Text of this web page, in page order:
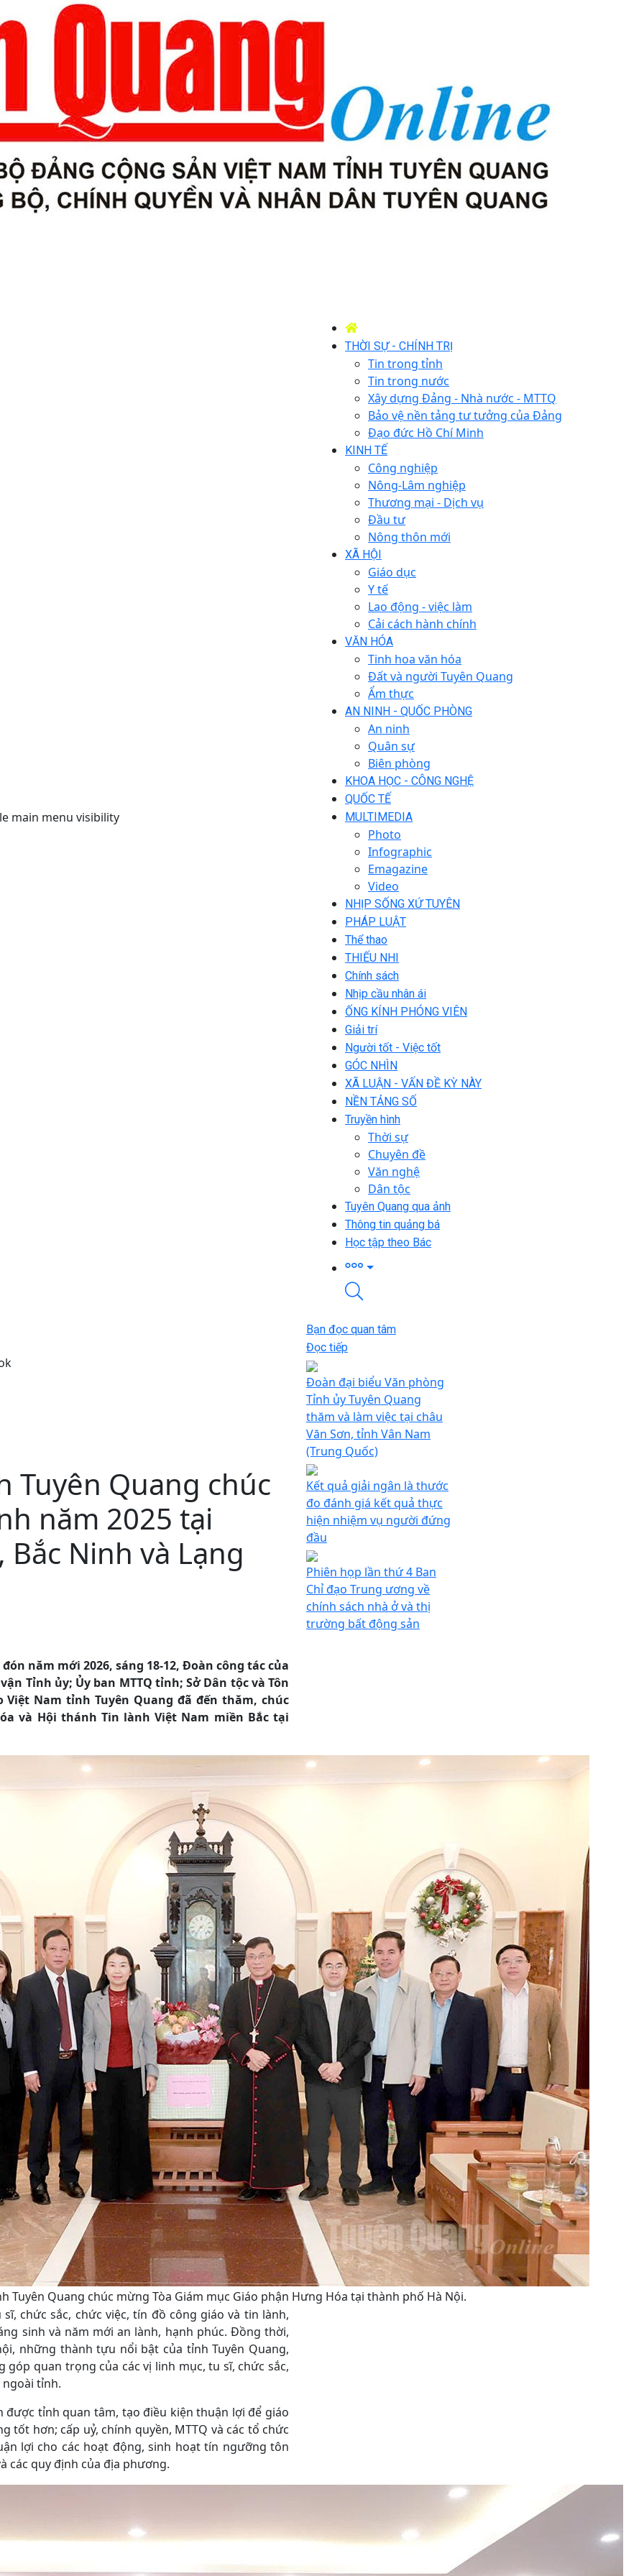
main menu visibility
THỜI SỰ - CHÍNH TRỊ
Tin trong tỉnh
Tin trong nước
Xây dựng Đảng - Nhà nước - MTTQ
Bảo vệ nền tảng tư tưởng của Đảng
Đạo đức Hồ Chí Minh
KINH TẾ
Công nghiệp
Nông-Lâm nghiệp
Thương mại - Dịch vụ
Đầu tư
Nông thôn mới
XÃ HỘI
Giáo dục
Y tế
Lao động - việc làm
Cải cách hành chính
VĂN HÓA
Tinh hoa văn hóa
Đất và người Tuyên Quang
Ẩm thực
AN NINH - QUỐC PHÒNG
An ninh
Quân sự
Biên phòng
KHOA HỌC - CÔNG NGHỆ
QUỐC TẾ
MULTIMEDIA
Photo
Infographic
Emagazine
Video
NHỊP SỐNG XỨ TUYÊN
PHÁP LUẬT
Thể thao
THIẾU NHI
Chính sách
Nhịp cầu nhân ái
ỐNG KÍNH PHÓNG VIÊN
Giải trí
Người tốt - Việc tốt
GÓC NHÌN
XÃ LUẬN - VẤN ĐỀ KỲ NÀY
NỀN TẢNG SỐ
Truyền hình
Thời sự
Chuyên đề
Văn nghệ
Dân tộc
Tuyên Quang qua ảnh
Thông tin quảng bá
Học tập theo Bác
Tuyên Quang chúc
năm 2025 tại
Ninh và Lạng
năm mới 2026, sáng 18-12, Đoàn công tác của
Tỉnh ủy; Ủy ban MTTQ tỉnh; Sở Dân tộc và Tôn
Nam tỉnh Tuyên Quang đã đến thăm, chúc
và Hội thánh Tin lành Việt Nam miền Bắc tại
Tuyên Quang chúc mừng Tòa Giám mục Giáo phận Hưng Hóa tại thành phố Hà Nội.
chức sắc, chức việc, tín đồ công giáo và tin lành,
sinh và năm mới an lành, hạnh phúc. Đồng thời,
những thành tựu nổi bật của tỉnh Tuyên Quang,
quan trọng của các vị linh mục, tu sĩ, chức sắc,
tỉnh.
được tỉnh quan tâm, tạo điều kiện thuận lợi để giáo
tốt hơn; cấp uỷ, chính quyền, MTTQ và các tổ chức
lợi cho các hoạt động, sinh hoạt tín ngưỡng tôn
các quy định của địa phương.
Bạn đọc quan tâm
Đọc tiếp
Đoàn đại biểu Văn phòng
Tỉnh ủy Tuyên Quang
thăm và làm việc tại châu
Văn Sơn, tỉnh Vân Nam
(Trung Quốc)
Kết quả giải ngân là thước
đo đánh giá kết quả thực
hiện nhiệm vụ người đứng
đầu
Phiên họp lần thứ 4 Ban
Chỉ đạo Trung ương về
chính sách nhà ở và thị
trường bất động sản